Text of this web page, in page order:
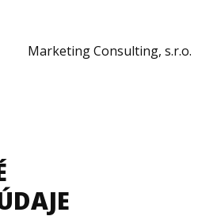
Marketing Consulting, s.r.o.